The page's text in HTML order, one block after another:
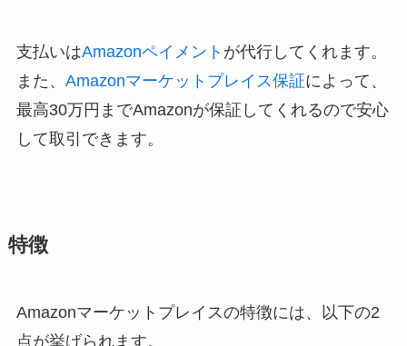
支払いはAmazonペイメント が代行してくれます。
また、 Amazonマーケットプレイス保証によって、
最高30万円までAmazonが保証してくれるので安心
して取引できます。
特徴
Amazonマーケットプレイスの特徴には、以下の2
点が挙げられます。